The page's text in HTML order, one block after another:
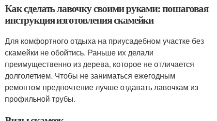
Как сделать лавочку своими руками: пошаговая
инструкция изготовления скамейки
Для комфортного отдыха на приусадебном участке без
скамейки не обойтись. Раньше их делали
преимущественно из дерева, которое не отличается
долголетием. Чтобы не заниматься ежегодным
ремонтом предпочтение лучше отдавать лавочкам из
профильной трубы.